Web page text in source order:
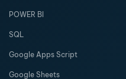
POWER BI
SQL
Google Apps Script
Google Sheets